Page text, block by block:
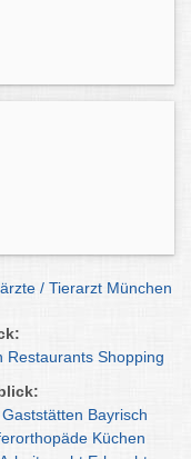
/ Tierarzt München
Restaurants Shopping
Gaststätten Bayrisch
Küchen